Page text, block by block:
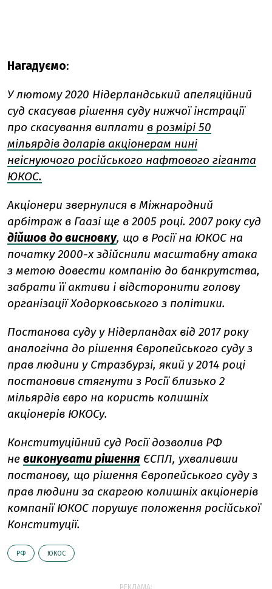
Нагадуємо:
У лютому 2020 Нідерландський апеляційний
суд скасував рішення суду нижчої інстрації
про скасування виплати в розмірі 50
мільярдів доларів акціонерам нині
неіснуючого російського нафтового гіганта
ЮКОС.
Акціонери звернулися в Міжнародний
арбітраж в Гаазі ще в 2005 році. 2007 року суд
дійшов до висновку, що в Росії на ЮКОС на
початку 2000-х здійснили масштабну атака
з метою довести компанію до банкрутства,
забрати її активи і відсторонити голову
організації Ходорковського з політики.
Постанова суду у Нідерландах від 2017 року
аналогічна до рішення Європейського суду з
прав людини у Стразбурзі, який у 2014 році
постановив стягнути з Росії близько 2
мільярдів євро на користь колишніх
акціонерів ЮКОСу.
Конституційний суд Росії дозволив РФ
не виконувати рішення ЄСПЛ, ухваливши
постанову, що рішення Європейського суду з
прав людини за скаргою колишніх акціонерів
компанії ЮКОС порушує положення російської
Конституції.
РФ ЮКОС
РЕКЛАМА: